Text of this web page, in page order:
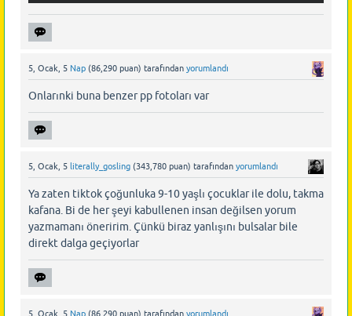
5, Ocak, 5 Nap (86,290 puan) tarafından yorumlandı
Onlarınki buna benzer pp fotoları var
5, Ocak, 5 literally_gosling (343,780 puan) tarafından yorumlandı
Ya zaten tiktok çoğunluka 9-10 yaşlı çocuklar ile dolu, takma
kafana. Bi de her şeyi kabullenen insan değilsen yorum
yazmamanı öneririm. Çünkü biraz yanlışını bulsalar bile
direkt dalga geçiyorlar
5, Ocak, 5 Nap (86,290 puan) tarafından yorumlandı